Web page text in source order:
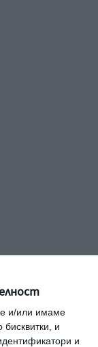
и/или имаме
и
и